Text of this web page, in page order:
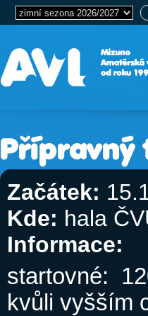
Přípravný
Začátek:
Kde: hala
Informace:
startovné:
kvůli vyšším